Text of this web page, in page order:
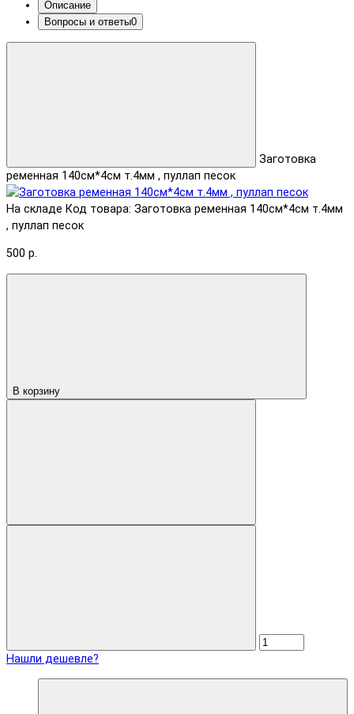
Описание
Вопросы и ответы0
Заготовка
ременная 140см*4см т.4мм , пуллап песок
На складе Код товара: Заготовка ременная 140см*4см т.4мм
, пуллап песок
500 р.
В корзину
Нашли дешевле?